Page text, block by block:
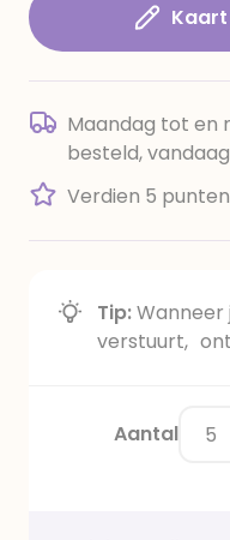
Maandag tot en
besteld,
Verdien 5
Tip:
verstuurt,
Aantal